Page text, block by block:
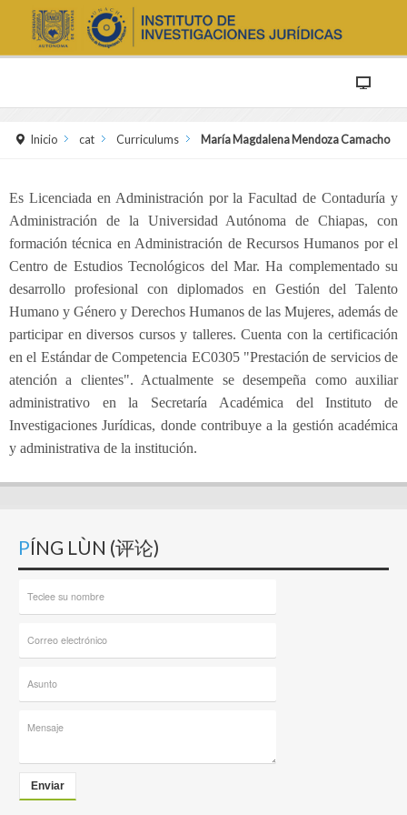
Inicio cat Curriculums María Magdalena Mendoza Camacho
Es Licenciada en Administración por la Facultad de Contaduría y
Administración de la Universidad Autónoma de Chiapas, con
formación técnica en Administración de Recursos Humanos por el
Centro de Estudios Tecnológicos del Mar. Ha complementado su
desarrollo profesional con diplomados en Gestión del Talento
Humano y Género y Derechos Humanos de las Mujeres, además de
participar en diversos cursos y talleres. Cuenta con la certificación
en el Estándar de Competencia EC0305 "Prestación de servicios de
atención a clientes". Actualmente se desempeña como auxiliar
administrativo en la Secretaría Académica del Instituto de
Investigaciones Jurídicas, donde contribuye a la gestión académica
y administrativa de la institución.
PÍNG LÙN (评论)
Enviar